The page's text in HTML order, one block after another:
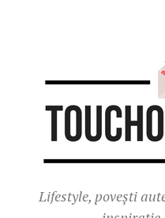
Lifestyle, povești